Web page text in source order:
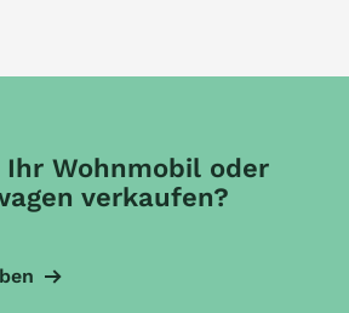
Ihr Wohnmobil oder
verkaufen?